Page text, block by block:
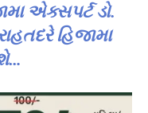
એક્સપર્ટ ડો.
હિજામા